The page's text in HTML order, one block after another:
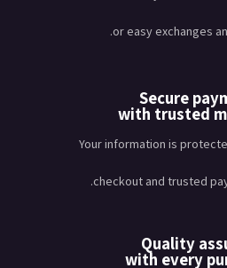
or easy exchanges
Secure
with trusted
Your information is
checkout and trusted
Quality
with every